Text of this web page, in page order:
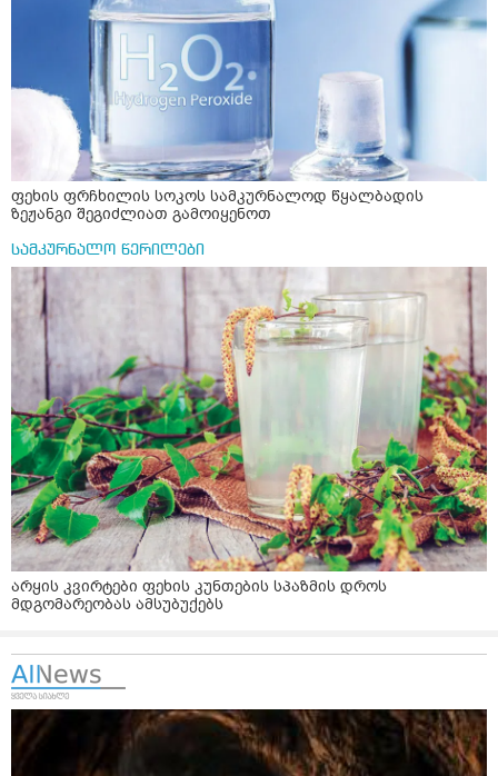
ფეხის ფრჩხილის სოკოს სამკურნალოდ წყალბადის
ზეჟანგი შეგიძლიათ გამოიყენოთ
სამკურნალო წერილები
არყის კვირტები ფეხის კუნთების სპაზმის დროს
მდგომარეობას ამსუბუქებს